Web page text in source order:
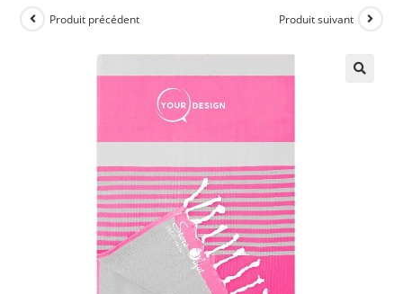
Produit précédent Produit suivant